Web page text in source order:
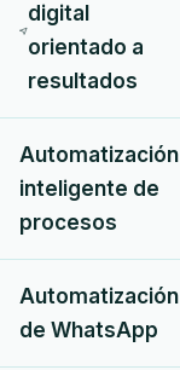
digital
orientado a
resultados
Automatización
inteligente de
procesos
Automatización
de WhatsApp